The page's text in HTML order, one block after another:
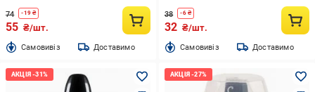
74 -19 ₴
55 ₴/шт.
Cамовивіз Доставимо
38 -6₴
32 ₴/шт.
Cамовивіз Доставимо